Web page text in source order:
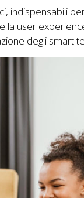
indispensabili
la user
degli smart